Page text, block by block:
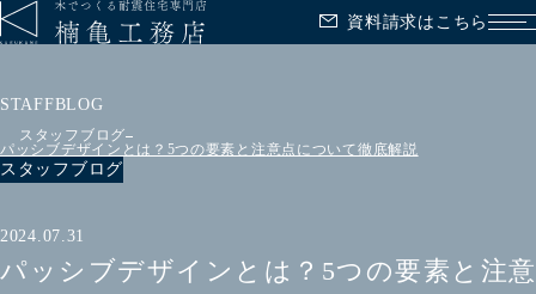
資料請求はこちら メ
STAFFBLOG
スタッフブログ
パッシブデザインとは？5つの要素と注意点について徹底解説
スタッフブログ
2024.07.31
パッシブデザインとは？5つの要素と注意